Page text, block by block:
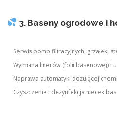
3. Baseny ogrodowe i
Serwis pomp filtracyjnych, grzałek,
Wymiana linerów (folii basenowej) i
Naprawa automatyki dozującej
Czyszczenie i dezynfekcja niecek